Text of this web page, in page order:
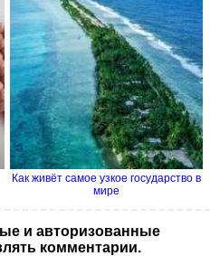
Как живёт самое узкое государство в
мире
и авторизованные
комментарии.